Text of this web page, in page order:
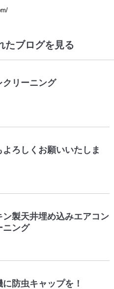
たブログを見る
クリーニング
よろしくお願いいたしま
ン製天井埋め込みエアコン
ニング
防虫キャップを！